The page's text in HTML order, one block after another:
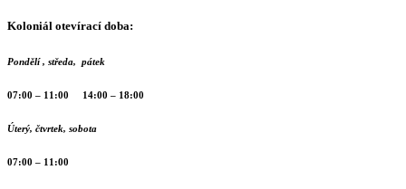
Koloniál otevírací doba:
Pondělí , středa, pátek
07:00 – 11:00 14:00 – 18:00
Úterý, čtvrtek, sobota
07:00 – 11:00